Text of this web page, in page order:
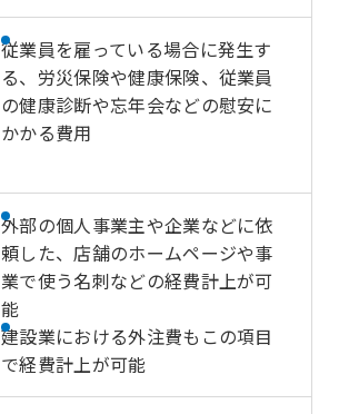
従業員を雇っている場合に発生す
る、労災保険や健康保険、従業員
の健康診断や忘年会などの慰安に
かかる費用
外部の個人事業主や企業などに依
頼した、店舗のホームページや事
業で使う名刺などの経費計上が可
能
建設業における外注費もこの項目
で経費計上が可能